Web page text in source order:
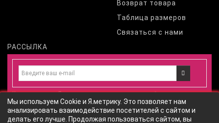
Возврат товара
Таблица размеров
Связаться с нами
РАССЫЛКА
Нажимая на кнопку «Подписаться», вы соглашаетесь сполитикой
конфиденциальности и даетесогласие на обработку персональных
данныхсогласно политики обработки персональных данныхсайта
Мы используем Cookie и Я.метрику. Это позволяет нам
анализировать взаимодействие посетителей с сайтом и
делать его лучше. Продолжая пользоваться сайтом, вы